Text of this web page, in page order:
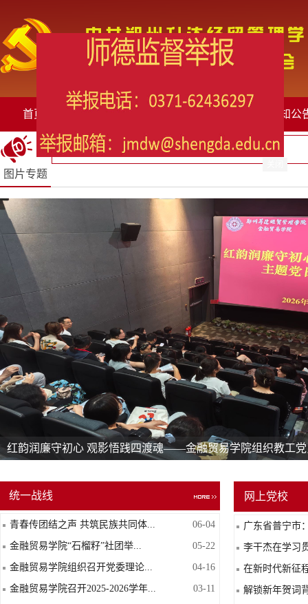
首页 党委简介 通知公
图片专题
深学细悟明导向 履职担当践初心 —— 金融贸易学院党委书记
统一战线
青春传团结之声 共筑民族共同体... 06-04
金融贸易学院“石榴籽”社团举... 05-22
金融贸易学院组织召开党委理论... 04-16
金融贸易学院召开2025-2026学年... 03-11
网上党校
广东省普宁市
李干杰在学习
在新时代新征
解锁新年贺词